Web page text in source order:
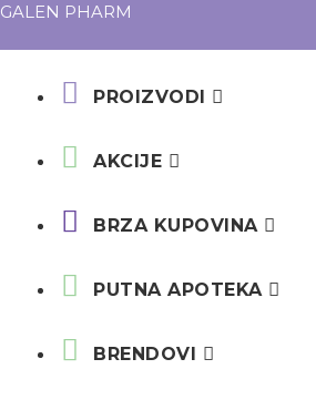
GALEN PHARM
PROIZVODI
AKCIJE
BRZA KUPOVINA
PUTNA APOTEKA
BRENDOVI